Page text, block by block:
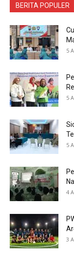
BERITA POPULER
5
5
5
4
3